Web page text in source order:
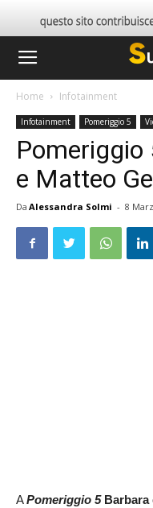
Home Infotainment
Infotainment Pomeriggio 5
Pomeriggio
e Matteo
Da Alessandra Solmi - 8
APomeriggio 5 Barbara